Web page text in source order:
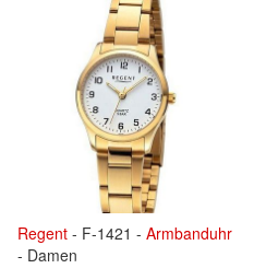
Regent - F-1421 - Armbanduhr
- Damen